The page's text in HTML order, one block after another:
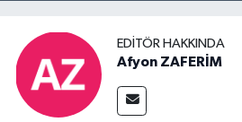
EDITÖR HAKKINDA
Afyon ZAFERİM